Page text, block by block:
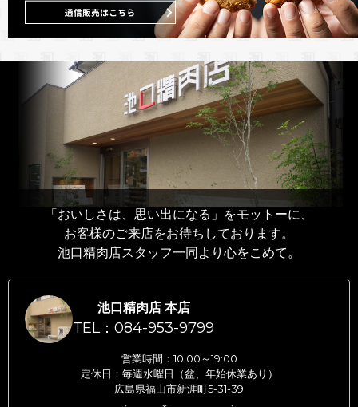
「おいしさは、思い出になる」をモットーに、
お客様のご来店をお待ちしております。
池口精肉店スタッフ一同より心をこめて。
池口精肉店 本店
TEL：084-953-9799
営業時間：10:00～19:00
定休日：毎週水曜日（盆、年始休業あり）
広島県福山市新涯町5-31-39